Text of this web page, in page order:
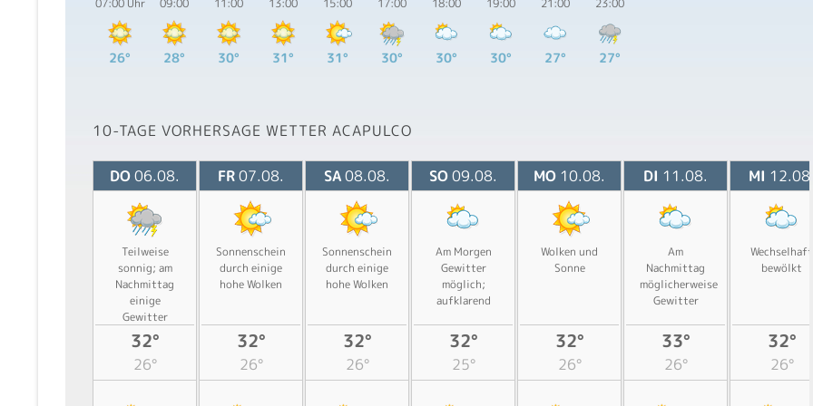
07:00 Uhr 09:00 11:00 13:00 15:00 17:00 18:00 19:00 21:00 23:00
26° 28° 30° 31° 31° 30° 30° 30° 27° 27°
10-TAGE VORHERSAGE WETTER ACAPULCO
DO06.08.
Teilweise
sonnig; am
Nachmittag
einige
Gewitter
32°
26°
FR07.08.
Sonnenschein
durch einige
hohe Wolken
32°
26°
SA08.08.
Sonnenschein
durch einige
hohe Wolken
32°
26°
SO09.08.
Am Morgen
Gewitter
möglich;
aufklarend
32°
25°
MO 10.08.
Wolken und
Sonne
32°
26°
DI 11.08.
Am
Nachmittag
möglicherweise
Gewitter
33°
26°
MI 12.08.
Wechselhaft
bewölkt
32°
26°